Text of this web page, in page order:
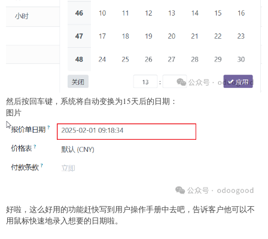
然后按回车键，系统将自动变换为15天后的日期：
图片
好啦，这么好用的功能赶快写到用户操作手册中去吧，告诉客户他可以不
用鼠标快速地录入想要的日期啦。